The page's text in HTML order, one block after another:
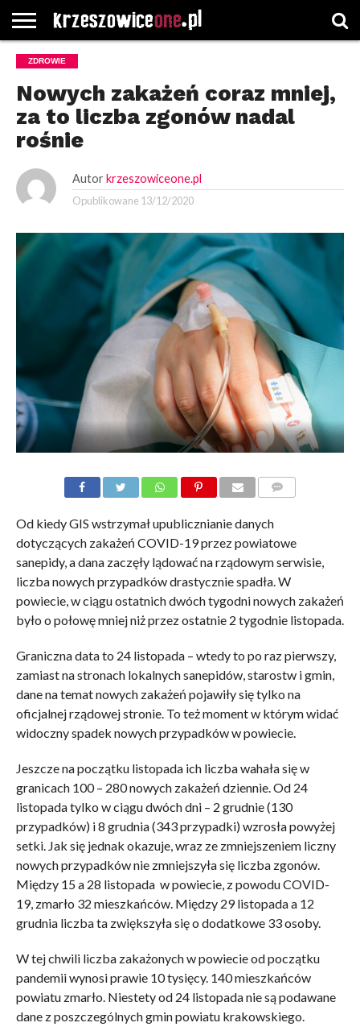
STRONA
GŁÓWNA
WYBORY
WYBIERZ
ROZKŁADY
GREGORCZYK
KONTAKT
ZDROWIE
Nowych zakażeń coraz mniej,
za to liczba zgonów nadal
rośnie
Autor krzeszowiceone.pl
Opublikowane 13/12/2020
Od kiedy GIS wstrzymał upublicznianie danych
dotyczących zakażeń COVID-19 przez powiatowe
sanepidy, a dana zaczęły lądować na rządowym serwisie,
liczba nowych przypadków drastycznie spadła. W
powiecie, w ciągu ostatnich dwóch tygodni nowych zakażeń
było o połowę mniej niż przez ostatnie 2 tygodnie listopada.
Graniczna data to 24 listopada – wtedy to po raz pierwszy,
zamiast na stronach lokalnych sanepidów, starostw i gmin,
dane na temat nowych zakażeń pojawiły się tylko na
oficjalnej rządowej stronie. To też moment w którym widać
widoczny spadek nowych przypadków w powiecie.
Jeszcze na początku listopada ich liczba wahała się w
granicach 100 – 280 nowych zakażeń dziennie. Od 24
listopada tylko w ciągu dwóch dni – 2 grudnie (130
przypadków) i 8 grudnia (343 przypadki) wzrosła powyżej
setki. Jak się jednak okazuje, wraz ze zmniejszeniem liczny
nowych przypadków nie zmniejszyła się liczba zgonów.
Między 15 a 28 listopada w powiecie, z powodu COVID-
19, zmarło 32 mieszkańców. Między 29 listopada a 12
grudnia liczba ta zwiększyła się o dodatkowe 33 osoby.
W tej chwili liczba zakażonych w powiecie od początku
pandemii wynosi prawie 10 tysięcy. 140 mieszkańców
powiatu zmarło. Niestety od 24 listopada nie są podawane
dane z poszczególnych gmin powiatu krakowskiego.